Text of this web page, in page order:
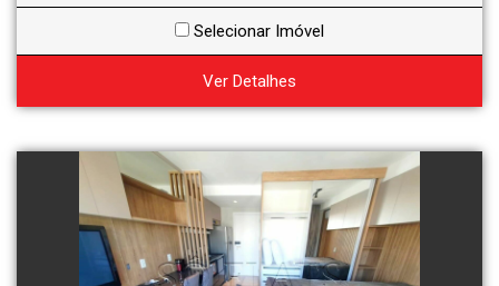
Selecionar Imóvel
Ver Detalhes